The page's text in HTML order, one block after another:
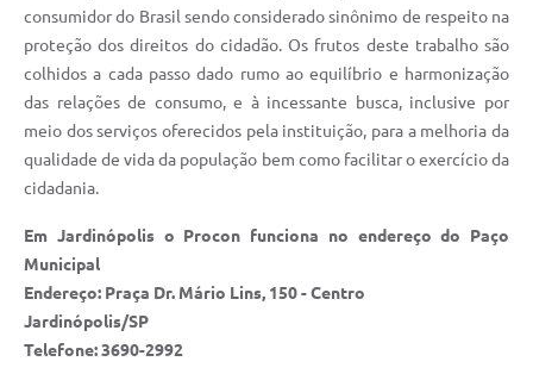
consumidor do Brasil sendo considerado sinônimo de respeito na
proteção dos direitos do cidadão. Os frutos deste trabalho são
colhidos a cada passo dado rumo ao equilíbrio e harmonização
das relações de consumo, e à incessante busca, inclusive por
meio dos serviços oferecidos pela instituição, para a melhoria da
qualidade de vida da população bem como facilitar o exercício da
cidadania.
Em Jardinópolis o Procon funciona no endereço do Paço
Municipal
Endereço: Praça Dr. Mário Lins, 150 - Centro
Jardinópolis/SP
Telefone: 3690-2992